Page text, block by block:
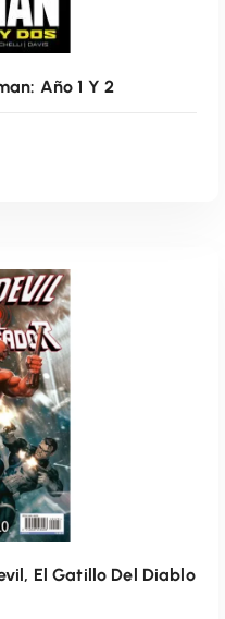
Año 1 Y 2
El Gatillo Del Diablo